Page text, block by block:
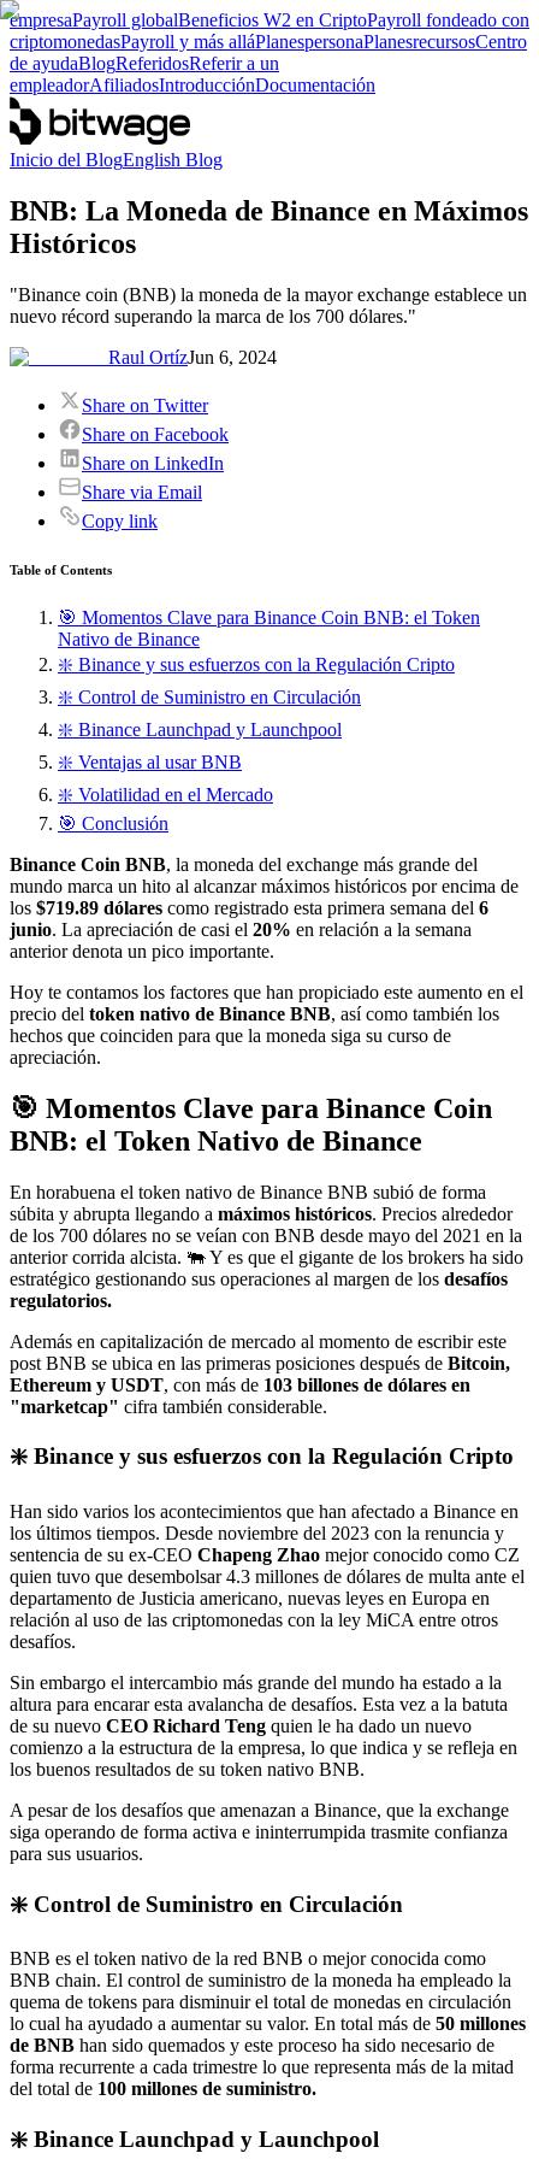
empresaPayroll globalBeneficios W2 en CriptoPayroll fondeado con
criptomonedasPayroll y más alláPlanespersonaPlanesrecursosCentro
de ayudaBlogReferidosReferir a un
empleadorAfiliadosIntroducciónDocumentación
Inicio del BlogEnglish Blog
BNB: La Moneda de Binance en Máximos
Históricos
"Binance coin (BNB) la moneda de la mayor exchange establece un
nuevo récord superando la marca de los 700 dólares."
Raul OrtízJun 6, 2024
Share on Twitter
Share on Facebook
Share on LinkedIn
Share via Email
Copy link
Table of Contents
🎯 Momentos Clave para Binance Coin BNB: el Token
Nativo de Binance
❇️ Binance y sus esfuerzos con la Regulación Cripto
❇️ Control de Suministro en Circulación
❇️ Binance Launchpad y Launchpool
❇️ Ventajas al usar BNB
❇️ Volatilidad en el Mercado
🎯 Conclusión
Binance Coin BNB, la moneda del exchange más grande del
mundo marca un hito al alcanzar máximos históricos por encima de
los $719.89 dólares como registrado esta primera semana del 6
junio. La apreciación de casi el 20% en relación a la semana
anterior denota un pico importante.
Hoy te contamos los factores que han propiciado este aumento en el
precio del token nativo de Binance BNB, así como también los
hechos que coinciden para que la moneda siga su curso de
apreciación.
🎯 Momentos Clave para Binance Coin
BNB: el Token Nativo de Binance
En horabuena el token nativo de Binance BNB subió de forma
súbita y abrupta llegando a máximos históricos. Precios alrededor
de los 700 dólares no se veían con BNB desde mayo del 2021 en la
anterior corrida alcista. 🐃 Y es que el gigante de los brokers ha sido
estratégico gestionando sus operaciones al margen de los desafíos
regulatorios.
Además en capitalización de mercado al momento de escribir este
post BNB se ubica en las primeras posiciones después de Bitcoin,
Ethereum y USDT, con más de 103 billones de dólares en
"marketcap" cifra también considerable.
❇️ Binance y sus esfuerzos con la Regulación Cripto
Han sido varios los acontecimientos que han afectado a Binance en
los últimos tiempos. Desde noviembre del 2023 con la renuncia y
sentencia de su ex-CEO Chapeng Zhao mejor conocido como CZ
quien tuvo que desembolsar 4.3 millones de dólares de multa ante el
departamento de Justicia americano, nuevas leyes en Europa en
relación al uso de las criptomonedas con la ley MiCA entre otros
desafíos.
Sin embargo el intercambio más grande del mundo ha estado a la
altura para encarar esta avalancha de desafíos. Esta vez a la batuta
de su nuevo CEO Richard Teng quien le ha dado un nuevo
comienzo a la estructura de la empresa, lo que indica y se refleja en
los buenos resultados de su token nativo BNB.
A pesar de los desafíos que amenazan a Binance, que la exchange
siga operando de forma activa e ininterrumpida trasmite confianza
para sus usuarios.
❇️ Control de Suministro en Circulación
BNB es el token nativo de la red BNB o mejor conocida como
BNB chain. El control de suministro de la moneda ha empleado la
quema de tokens para disminuir el total de monedas en circulación
lo cual ha ayudado a aumentar su valor. En total más de 50 millones
de BNB han sido quemados y este proceso ha sido necesario de
forma recurrente a cada trimestre lo que representa más de la mitad
del total de 100 millones de suministro.
❇️ Binance Launchpad y Launchpool